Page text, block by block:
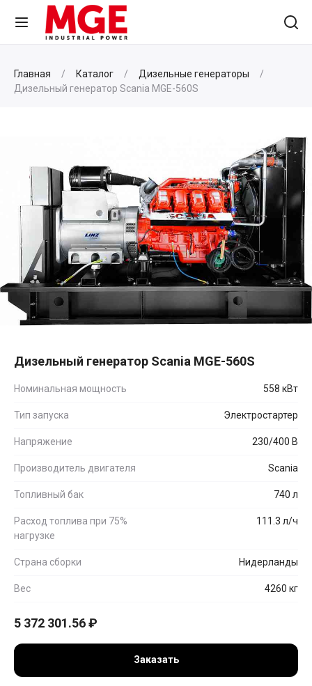
Главная Каталог
Дизельные генераторы
Дизельный генератор Scania MGE-560S
Дизельный генератор Scania MGE-560S
Номинальная мощность 558 кВт
Тип запуска Электростартер
Напряжение 230/400 В
Производитель двигателя Scania
Топливный бак 740 л
Расход топлива при 75%
нагрузке
111.3 л/ч
Страна сборки Нидерланды
Вес 4260 кг
5 372 301.56₽
Заказать